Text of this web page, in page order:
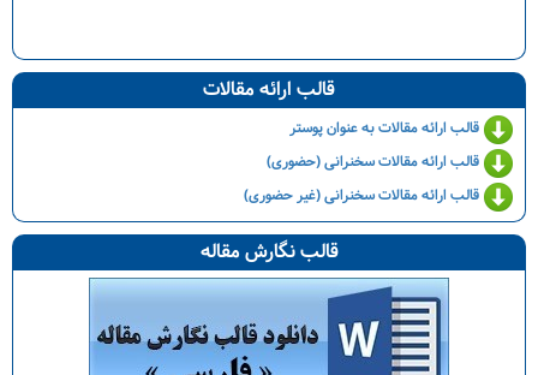
قالب ارائه مقالات
قالب ارائه مقالات به عنوان پوستر
قالب ارائه مقالات سخنرانی (حضوری)
قالب ارائه مقالات سخنرانی (غیر حضوری)
قالب نگارش مقاله